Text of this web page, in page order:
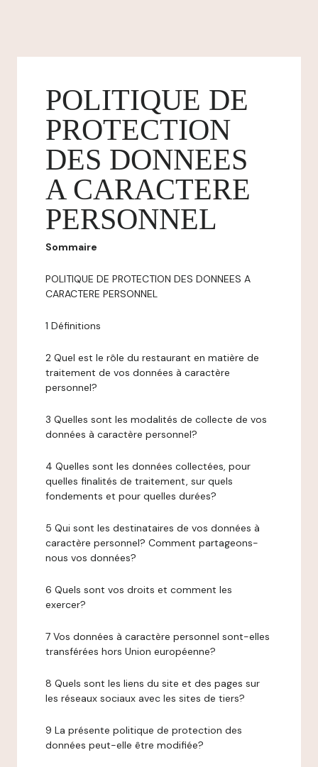
POLITIQUE DE
PROTECTION
DES DONNEES
A CARACTERE
PERSONNEL
Sommaire
POLITIQUE DE PROTECTION DES DONNEES A
CARACTERE PERSONNEL
1 Définitions
2 Quel est le rôle du restaurant en matière de
traitement de vos données à caractère
personnel?
3 Quelles sont les modalités de collecte de vos
données à caractère personnel?
4 Quelles sont les données collectées, pour
quelles finalités de traitement, sur quels
fondements et pour quelles durées?
5 Qui sont les destinataires de vos données à
caractère personnel? Comment partageons-
nous vos données?
6 Quels sont vos droits et comment les
exercer?
7 Vos données à caractère personnel sont-elles
transférées hors Union européenne?
8 Quels sont les liens du site et des pages sur
les réseaux sociaux avec les sites de tiers?
9 La présente politique de protection des
données peut-elle être modifiée?